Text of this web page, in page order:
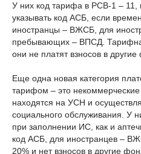
У них код тарифа в РСВ-1 –
указывать код АСБ, если
иностранцы – ВЖСБ, для
пребывающих – ВПСД.
они не платят взносов в другие
Еще одна новая категория
тарифом – это
находятся на УСН и
социального обслуживания. У
при заполнении ИС, как и
код АСБ, для иностранцев –
20% и нет взносов в другие